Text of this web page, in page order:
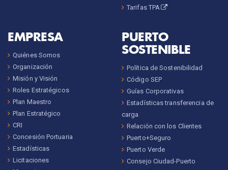
Tarifas TPA
EMPRESA
Quiénes Somos
Organización
Misión y Visión
Roles Estratégicos
Plan Maestro
Plan Estratégico
CRI
Concesión Portuaria
Estadísticas
Licitaciones
PUERTO
SOSTENIBLE
Política de Sostenibilidad
Código SEP
Guías Corporativas
Estadísticas transferencia de
carga
Relación con los Clientes
Puerto+Seguro
Puerto Verde
Consejo Ciudad-Puerto